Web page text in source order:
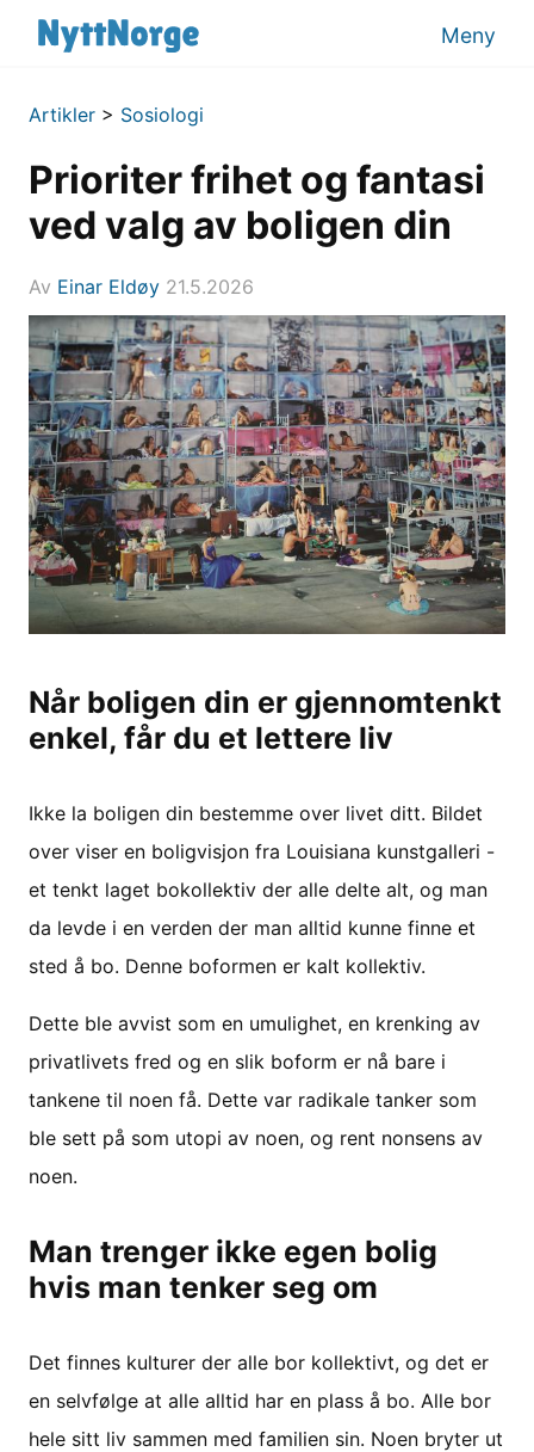
Meny
Artikler > Sosiologi
Prioriter frihet og fantasi
ved valg av boligen din
Av Einar Eldøy 21.5.2026
Når boligen din er gjennomtenkt
enkel, får du et lettere liv
Ikke la boligen din bestemme over livet ditt. Bildet
over viser en boligvisjon fra Louisiana kunstgalleri -
et tenkt laget bokollektiv der alle delte alt, og man
da levde i en verden der man alltid kunne finne et
sted å bo. Denne boformen er kalt kollektiv.
Dette ble avvist som en umulighet, en krenking av
privatlivets fred og en slik boform er nå bare i
tankene til noen få. Dette var radikale tanker som
ble sett på som utopi av noen, og rent nonsens av
noen.
Man trenger ikke egen bolig
hvis man tenker seg om
Det finnes kulturer der alle bor kollektivt, og det er
en selvfølge at alle alltid har en plass å bo. Alle bor
hele sitt liv sammen med familien sin. Noen bryter ut